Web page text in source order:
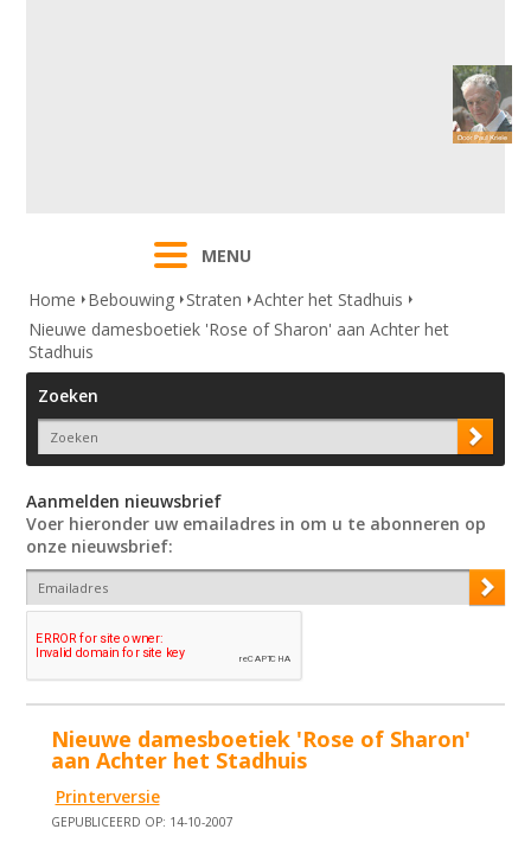
MENU
Home
Bebouwing Straten Achter het Stadhuis
Nieuwe damesboetiek 'Rose of Sharon' aan Achter het
Stadhuis
Zoeken
Aanmelden nieuwsbrief
Voer hieronder uw emailadres in om u te abonneren op
onze nieuwsbrief:
Nieuwe damesboetiek 'Rose of Sharon'
aan Achter het Stadhuis
Printerversie
GEPUBLICEERD OP: 14-10-2007